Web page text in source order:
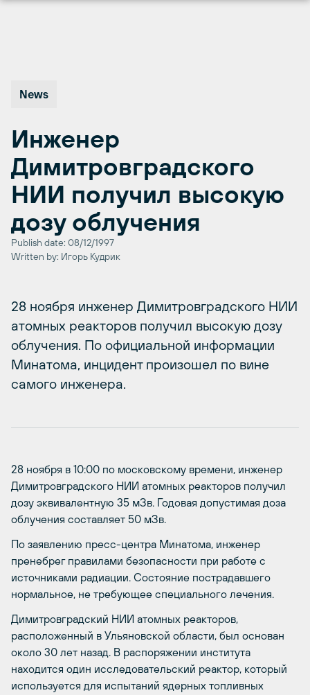
News
Инженер
Димитровградского
НИИ получил высокую
дозу облучения
Publish date: 08/12/1997
Written by: Игорь Кудрик
28 ноября инженер Димитровградского НИИ
атомных реакторов получил высокую дозу
облучения. По официальной информации
Минатома, инцидент произошел по вине
самого инженера.
28 ноября в 10:00 по московскому времени, инженер
Димитровградского НИИ атомных реакторов получил
дозу эквивалентную 35 мЗв. Годовая допустимая доза
облучения составляет 50 мЗв.
По заявлению пресс-центра Минатома, инженер
пренебрег правилами безопасности при работе с
источниками радиации. Состояние пострадавшего
нормальное, не требующее специального лечения.
Димитровградский НИИ атомных реакторов,
расположенный в Ульяновской области, был основан
около 30 лет назад. В распоряжении института
находится один исследовательский реактор, который
используется для испытаний ядерных топливных